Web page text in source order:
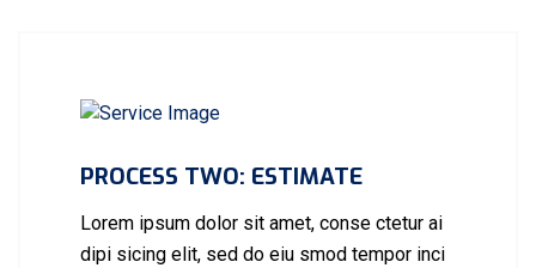
PROCESS TWO: ESTIMATE
Lorem ipsum dolor sit amet, conse ctetur ai
dipi sicing elit, sed do eiu smod tempor inci